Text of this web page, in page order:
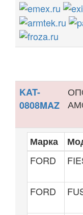
KAT-
0808MAZ
Марка
FORD
FORD